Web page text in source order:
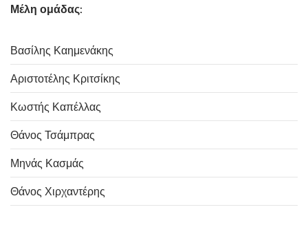
Μέλη ομάδας:
Βασίλης Καημενάκης
Αριστοτέλης Κριτσίκης
Κωστής Καπέλλας
Θάνος Τσάμπρας
Μηνάς Κασμάς
Θάνος Χιρχαντέρης